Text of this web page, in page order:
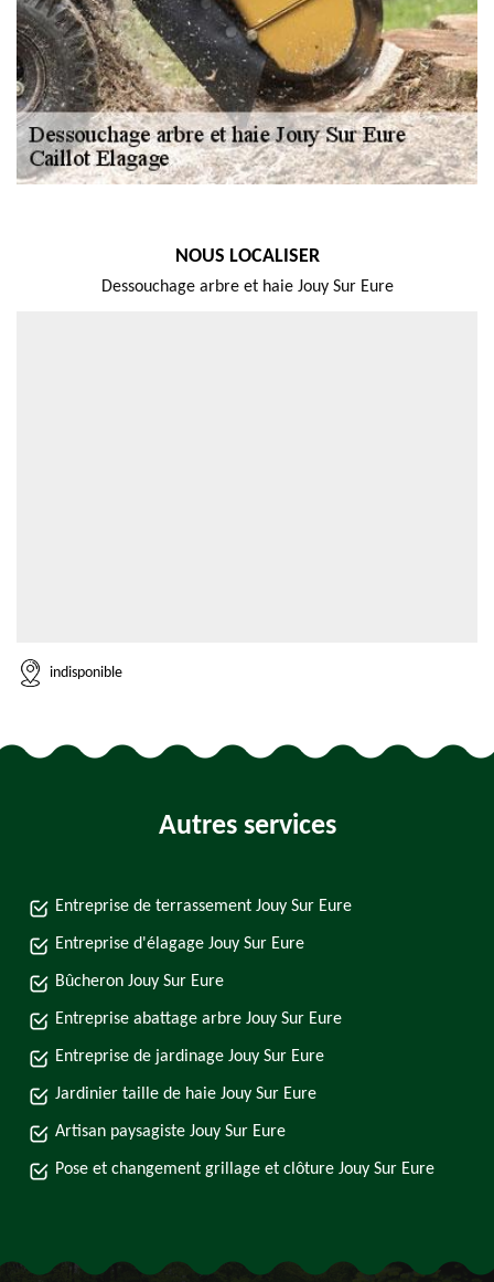
NOUS LOCALISER
Dessouchage arbre et haie Jouy Sur Eure
indisponible
Autres services
Entreprise de terrassement Jouy Sur Eure
Entreprise d'élagage Jouy Sur Eure
Bûcheron Jouy Sur Eure
Entreprise abattage arbre Jouy Sur Eure
Entreprise de jardinage Jouy Sur Eure
Jardinier taille de haie Jouy Sur Eure
Artisan paysagiste Jouy Sur Eure
Pose et changement grillage et clôture Jouy Sur Eure